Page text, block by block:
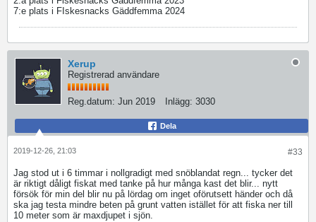
7:e plats i FIskesnacks Gäddfemma 2024
Xerup
Registrerad användare
Reg.datum: Jun 2019 Inlägg: 3030
Dela
#33
2019-12-26, 21:03
Jag stod ut i 6 timmar i nollgradigt med snöblandat regn... tycker det
är riktigt dåligt fiskat med tanke på hur många kast det blir... nytt
försök för min del blir nu på lördag om inget oförutsett händer och då
ska jag testa mindre beten på grunt vatten istället för att fiska ner till
10 meter som är maxdjupet i sjön.